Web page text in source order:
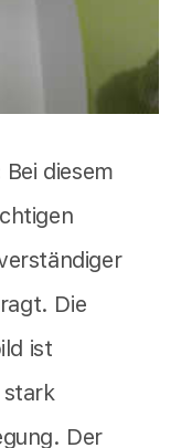
diesem
Die
ist
stark
Der